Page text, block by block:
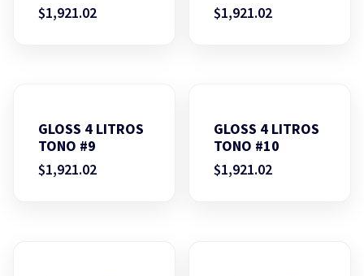
$1,921.02
$1,921.02
GLOSS 4 LITROS
TONO #9
$1,921.02
GLOSS 4 LITROS
TONO #10
$1,921.02